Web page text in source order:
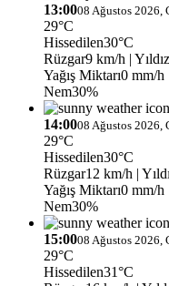
13:0008 Ağustos 2026,
29°C
Hissedilen30°C
Rüzgar9 km/h |
Yağış Miktarı0 mm/h
Nem30%
14:0008 Ağustos 2026,
29°C
Hissedilen30°C
Rüzgar12 km/h |
Yağış Miktarı0 mm/h
Nem30%
15:0008 Ağustos 2026,
29°C
Hissedilen31°C